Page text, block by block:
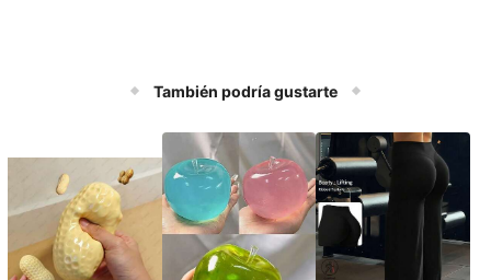
También podría gustarte